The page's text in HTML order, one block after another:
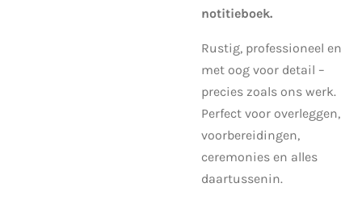
notitieboek.
Rustig, professioneel en
met oog voor detail –
precies zoals ons werk.
Perfect voor overleggen,
voorbereidingen,
ceremonies en alles
daartussenin.